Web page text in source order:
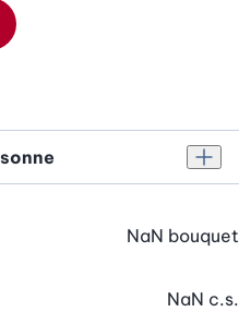
NaN bouquet
NaN c.s.